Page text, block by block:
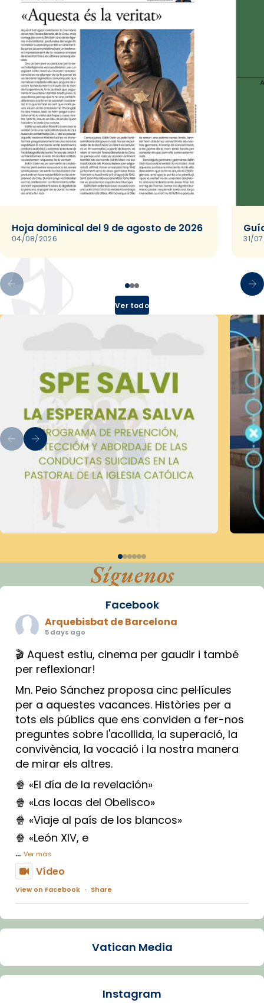
Hoja dominical del 9 de agosto de 2026
04/08/2026 31/
Ver todo
Síguenos
Facebook
Arquebisbat de Barcelona
5 days ago
🎬 Aquest estiu, cinema per gaudir i també
per reflexionar!
Mn. Peio Sánchez proposa cinc pel·lícules
per a aquestes vacances. Històries per a
tots els públics que ens conviden a fer-nos
preguntes sobre l'acollida, la superació, la
convivència, la vocació i la nostra manera
de mirar els altres.
🍿 «El día de la revelación»
🍿 «Las locas del Obelisco»
🍿 «Viaje al país de los blancos»
🍿 «León XIV, e
... Ver más
Vídeo
View on Facebook · Share
Arquebisbat de Barcelona
La Carmina va patir depressió. Fa gairebé
dos mesos, a l'Estadi Lluís Companys, la
Vatican Media
Instagram